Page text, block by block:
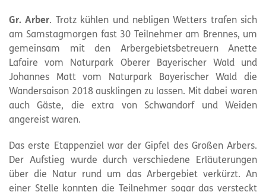
Gr. Arber. Trotz kühlen und nebligen Wetters trafen sich
am Samstagmorgen fast 30 Teilnehmer am Brennes, um
gemeinsam mit den Arbergebietsbetreuern Anette
Lafaire vom Naturpark Oberer Bayerischer Wald und
Johannes Matt vom Naturpark Bayerischer Wald die
Wandersaison 2018 ausklingen zu lassen. Mit dabei waren
auch Gäste, die extra von Schwandorf und Weiden
angereist waren.
Das erste Etappenziel war der Gipfel des Großen Arbers.
Der Aufstieg wurde durch verschiedene Erläuterungen
über die Natur rund um das Arbergebiet verkürzt. An
einer Stelle konnten die Teilnehmer sogar das versteckt